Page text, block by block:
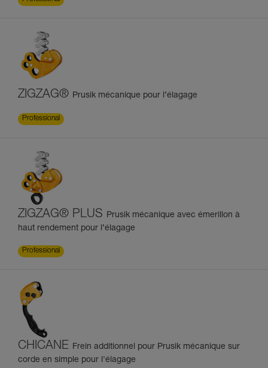
ZIGZAG® Prusik mécanique pour l’élagage
Professional
ZIGZAG® PLUS Prusik mécanique avec émerillon à
haut rendement pour l’élagage
Professional
CHICANE Frein additionnel pour Prusik mécanique sur
corde en simple pour l'élagage